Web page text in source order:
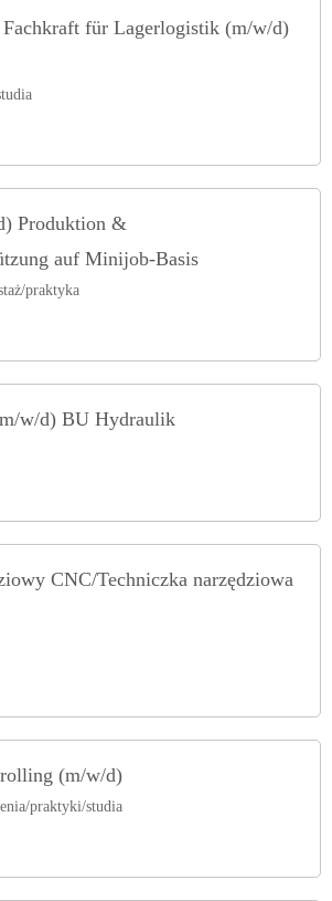
für Lagerlogistik (m/w/d)
Produktion &
auf Minijob-Basis
praktyka
w/d) BU Hydraulik
CNC/Techniczka narzędziowa
(m/w/d)
praktyki/studia